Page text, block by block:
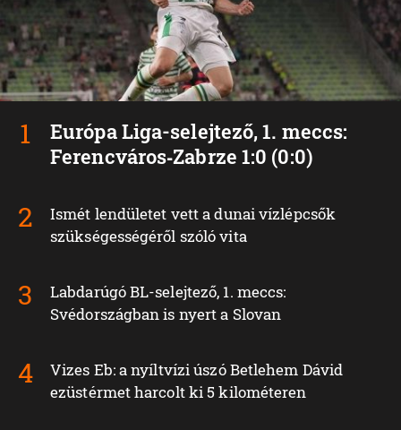
Európa Liga-selejtező, 1. meccs:
Ferencváros‑Zabrze 1:0 (0:0)
Ismét lendületet vett a dunai vízlépcsők
szükségességéről szóló vita
Labdarúgó BL-selejtező, 1. meccs:
Svédországban is nyert a Slovan
Vizes Eb: a nyíltvízi úszó Betlehem Dávid
ezüstérmet harcolt ki 5 kilométeren